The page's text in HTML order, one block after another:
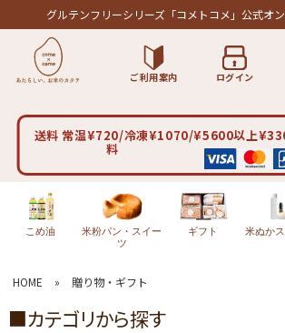
グルテンフリーシリーズ「コメトコメ」公式オ
ご利用案内 ログイン
送料 常温¥720/冷凍¥1070/¥5600以上
料
こめ油
米粉パン・スイー
ツ
ギフト 米ぬか
HOME » 贈り物・ギフト
■カテゴリから探す